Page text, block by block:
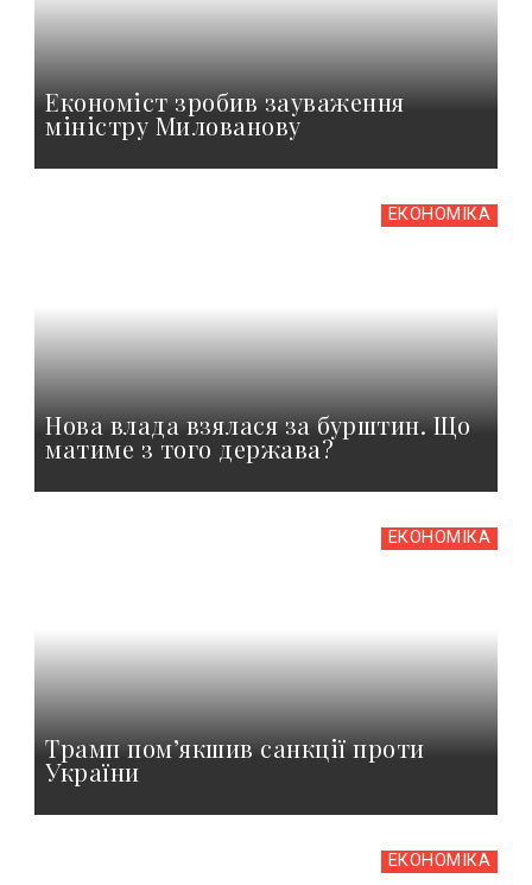
Економіст зробив зауваження
міністру Милованову
ЕКОНОМІКА
Нова влада взялася за бурштин. Що
матиме з того держава?
ЕКОНОМІКА
Трамп пом’якшив санкції проти
України
ЕКОНОМІКА